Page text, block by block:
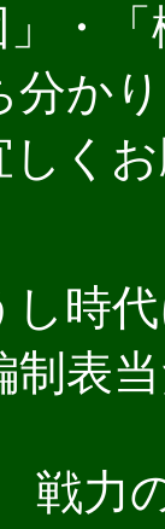
・「
分か
く
時
制表
の